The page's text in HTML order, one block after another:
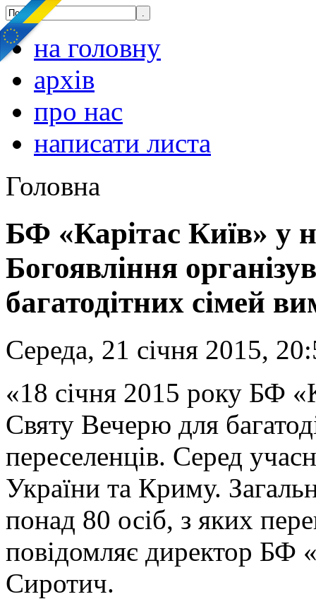
на головну
архів
про нас
написати листа
Головна
БФ «Карітас Київ» у
Богоявління
багатодітних сімей
Середа, 21 січня 2015,
«18 січня 2015 року БФ
Святу Вечерю для
переселенців. Серед
України та Криму.
понад 80 осіб, з яких
повідомляє директор БФ
Сиротич.